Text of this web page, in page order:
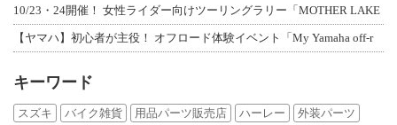
10/23・24開催！ 女性ライダー向けツーリングラリー「MOTHER LAKE
【ヤマハ】初心者が主役！ オフロード体験イベント「My Yamaha off-r
キーワード
スズキ バイク雑貨 用品パーツ販売店 ハーレー
外装パーツ